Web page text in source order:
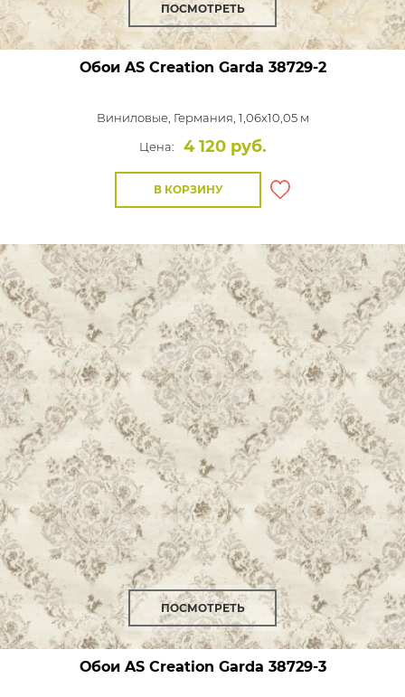
ПОСМОТРЕТЬ
Обои AS Creation Garda 38729-2
Виниловые, Германия, 1,06x10,05 м
Цена:
4 120 руб.
В КОРЗИНУ
ПОСМОТРЕТЬ
Обои AS Creation Garda 38729-3